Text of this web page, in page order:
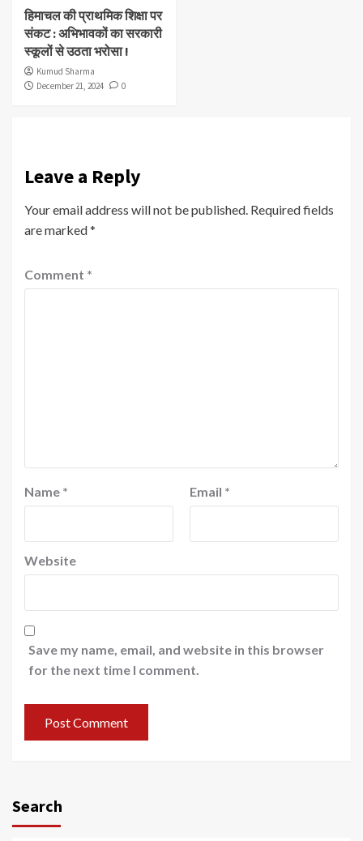
हिमाचल की प्राथमिक शिक्षा पर
संकट : अभिभावकों का सरकारी
स्कूलों से उठता भरोसा !
Kumud Sharma
December 21, 2024
0
Leave a Reply
Your email address will not be published. Required fields
are marked*
Comment *
Name * Email *
Website
Save my name, email, and website in this browser
for the next time I comment.
Search